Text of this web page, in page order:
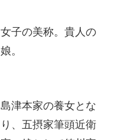
女子の美称。貴人の
娘。
島津本家の養女とな
り、五摂家筆頭近衛